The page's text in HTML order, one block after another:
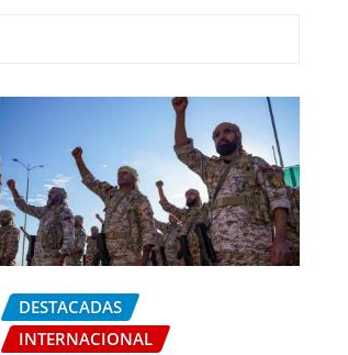
DESTACADAS
INTERNACIONAL